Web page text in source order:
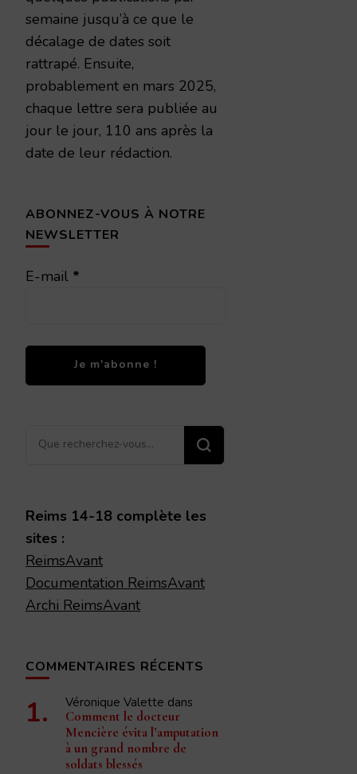
semaine jusqu’à ce que le
décalage de dates soit
rattrapé. Ensuite,
probablement en mars 2025,
chaque lettre sera publiée au
jour le jour, 110 ans après la
date de leur rédaction.
ABONNEZ-VOUS À NOTRE
NEWSLETTER
E-mail *
Vous
Reims 14-18 complète les
sites :
ReimsAvant
Documentation ReimsAvant
Archi ReimsAvant
COMMENTAIRES RÉCENTS
Véronique Valette dans
Comment le docteur
Mencière évita l’amputation
à un grand nombre de
soldats blessés